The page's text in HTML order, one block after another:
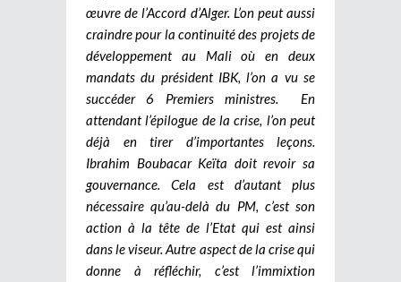
œuvre de l’Accord d’Alger. L’on peut aussi
craindre pour la continuité des projets de
développement au Mali où en deux
mandats du président IBK, l’on a vu se
succéder 6 Premiers ministres. En
attendant l’épilogue de la crise, l’on peut
déjà en tirer d’importantes leçons.
Ibrahim Boubacar Keïta doit revoir sa
gouvernance. Cela est d’autant plus
nécessaire qu’au-delà du PM, c’est son
action à la tête de l’Etat qui est ainsi
dans le viseur. Autre aspect de la crise qui
donne à réfléchir, c’est l’immixtion